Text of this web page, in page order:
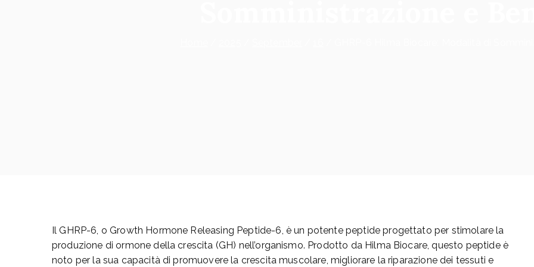
Il GHRP-6, o Growth Hormone Releasing Peptide-6, è un potente peptide progettato per stimolare la
produzione di ormone della crescita (GH) nell’organismo. Prodotto da Hilma Biocare, questo peptide è
noto per la sua capacità di promuovere la crescita muscolare, migliorare la riparazione dei tessuti e